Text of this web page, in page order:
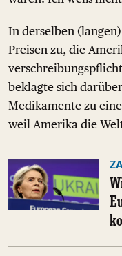
In derselben
Preisen zu, die
beklagte sich
Medikamente zu
weil Amerika die